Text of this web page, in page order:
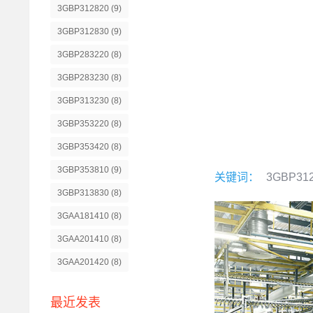
3GBP312820 (9)
3GBP312830 (9)
3GBP283220 (8)
3GBP283230 (8)
3GBP313230 (8)
3GBP353220 (8)
3GBP353420 (8)
3GBP353810 (9)
3GBP313830 (8)
3GAA181410 (8)
3GAA201410 (8)
3GAA201420 (8)
最近发表
关键词：